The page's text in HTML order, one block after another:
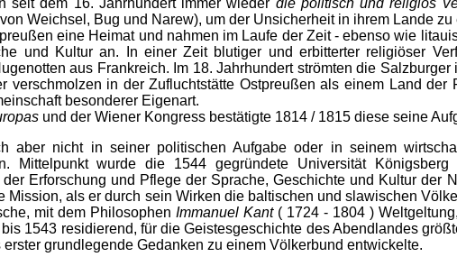
seit dem 16. Jahrhundert immer wieder die politisch und religiös
Weichsel, Bug und Narew), um der Unsicherheit in ihrem Lande
eine Heimat und nahmen im Laufe der Zeit - ebenso wie
und Kultur an. In einer Zeit blutiger und erbitterter religiöser
aus Frankreich. Im 18. Jahrhundert strömten die
verschmolzen in der Zufluchtstätte Ostpreußen als einem Land
besonderer Eigenart.
und der Wiener Kongress bestätigte 1814 / 1815 diese seine
aber nicht in seiner politischen Aufgabe oder in seinem
Mittelpunkt wurde die 1544 gegründete Universität
Erforschung und Pflege der Sprache, Geschichte und Kultur der
Mission, als er durch sein Wirken die baltischen und slawischen
mit dem Philosophen Immanuel Kant ( 1724 - 1804 )
1543 residierend, für die Geistesgeschichte des Abendlandes
grundlegende Gedanken zu einem Völkerbund entwickelte.